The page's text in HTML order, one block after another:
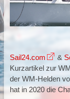
Sail24.com &
Kurzartikel zur
der WM-Helden
hat in 2020 die